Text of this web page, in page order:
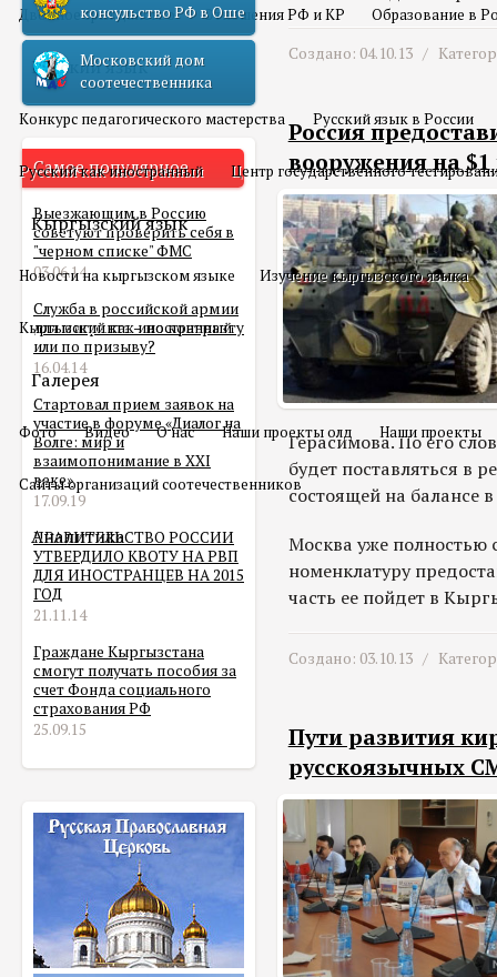
Двойное гражданство Отношения РФ и КР Образование в
Русский язык
Конкурс педагогического мастерства Русский язык в России
Русский как иностранный Центр государственного
Кыргызский язык
Новости на кыргызском языке Изучение кыргызского языка
Кыргызский как иностранный
Галерея
Фото Видео О нас Наши проекты олд Наши проекты
Сайты организаций соотечественников
Аналитика
консульство РФ в Оше
Московский дом
соотечественника
Самое популярное
Выезжающим в Россию
советуют проверить себя в
"черном списке" ФМС
03.06.14
Служба в российской армии
для мигранта – по контракту
или по призыву?
16.04.14
Стартовал прием заявок на
участие в форуме «Диалог на
Волге: мир и
взаимопонимание в XXI
веке»
17.09.19
ПРАВИТЕЛЬСТВО РОССИИ
УТВЕРДИЛО КВОТУ НА РВП
ДЛЯ ИНОСТРАНЦЕВ НА 2015
ГОД
21.11.14
Граждане Кыргызстана
смогут получать пособия за
счет Фонда социального
страхования РФ
25.09.15
Создано: 04.10.13 /
Россия
вооружения на
Герасимова. По его
будет поставляться в
состоящей на балансе
Москва уже полностью
номенклатуру
часть ее пойдет в
Создано: 03.10.13 /
Пути развития
русскоязычных